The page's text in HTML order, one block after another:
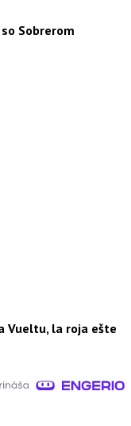
Sobrerom
Vueltu, la roja ešte